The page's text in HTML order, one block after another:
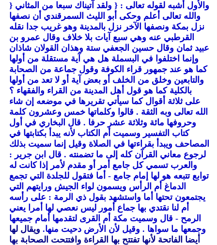
والأول أشبه لقوله تعالى : { ولقد آتيناك سبعا من المثاني {
والله تعالى أعلم وحكى أبو الليث السمرقندي أن نصفها
نزل بمكة ونصفها الآخر نزل بالمدينة وهو غريب جدا نقله
القرطبي عنه وهي سبع آيات بلا خلاف وقال عمرو بن
عبيد ثمان وقال حسين الجعفي ستة وهذان القولان شاذان
وإنما اختلفوا في البسملة هل هي آية مستقلة من أولها
كما هو عند جمهور قراء الكوفة وقول جماعة من الصحابة
والتابعين وخلق من الخلف أو بعض آية أو لا تعد من أولها
بالكلية كما هو قول أهل المدينة من القراء والفقهاء ؟
على ثلاثة أقوال كما سيأتي تقريرها في موضعه إن شاء
الله تعالى وبه الثقة . قالوا وكلماتها خمس وعشرون كلمة
وحروفها مائة وثلاثة عشر حرفا . قال البخاري في أول
كتاب التفسير وسميت أم الكتاب لأنه يبدأ بكتابتها في
المصاحف ويبدأ بقراءتها في الصلاة وقيل إنما سميت بذلك
لرجوع معاني القرآن كله إلى ما تضمنته . قال ابن جرير :
والعرب تسمي كل جامع أمر أو مقدم لأمر إذا كانت له
توابع تتبعه هو لها إمام جامع - أما فتقول للجلدة التي تجمع
الدماغ أم الرأس ويسمون لواء الجيش ورايتهم التي
يجتمعون تحتها أما واستشهد بقول ذي الرمة : على رأسه
أم لنا نقتدي بها جماع أمور ليس نعصي لها أمرا يعني
الرمح - قال وسميت مكة أم القرى لتقدمها أمام جميعها
وجمعها ما سواها . وقيل لأن الأرض دحيت منها. ويقال لها
أيضا الفاتحة لأنها تفتتح بها القراءة وافتتحت الصحابة بها